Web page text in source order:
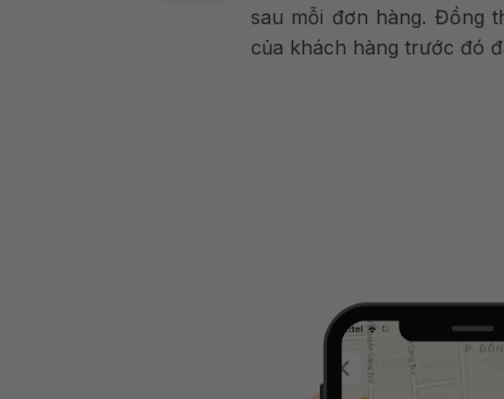
sau mỗi đơn hàng. Đồng
của khách hàng trước đó